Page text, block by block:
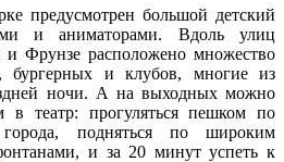
предусмотрен большой детский
и аниматорами. Вдоль улиц
и Фрунзе расположено множество
бургерных и клубов, многие из
ночи. А на выходных можно
в театр: прогуляться пешком по
города, подняться по широким
и за 20 минут успеть к